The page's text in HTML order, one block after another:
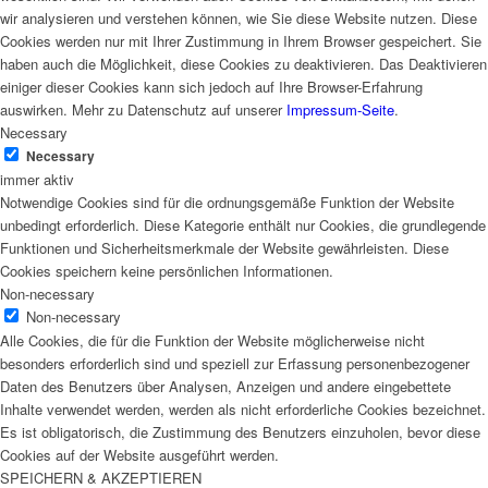
wir analysieren und verstehen können, wie Sie diese Website nutzen. Diese
Cookies werden nur mit Ihrer Zustimmung in Ihrem Browser gespeichert. Sie
haben auch die Möglichkeit, diese Cookies zu deaktivieren. Das Deaktivieren
einiger dieser Cookies kann sich jedoch auf Ihre Browser-Erfahrung
auswirken. Mehr zu Datenschutz auf unserer Impressum-Seite.
Necessary
Necessary
immer aktiv
Notwendige Cookies sind für die ordnungsgemäße Funktion der Website
unbedingt erforderlich. Diese Kategorie enthält nur Cookies, die grundlegende
Funktionen und Sicherheitsmerkmale der Website gewährleisten. Diese
Cookies speichern keine persönlichen Informationen.
Non-necessary
Non-necessary
Alle Cookies, die für die Funktion der Website möglicherweise nicht
besonders erforderlich sind und speziell zur Erfassung personenbezogener
Daten des Benutzers über Analysen, Anzeigen und andere eingebettete
Inhalte verwendet werden, werden als nicht erforderliche Cookies bezeichnet.
Es ist obligatorisch, die Zustimmung des Benutzers einzuholen, bevor diese
Cookies auf der Website ausgeführt werden.
SPEICHERN & AKZEPTIEREN